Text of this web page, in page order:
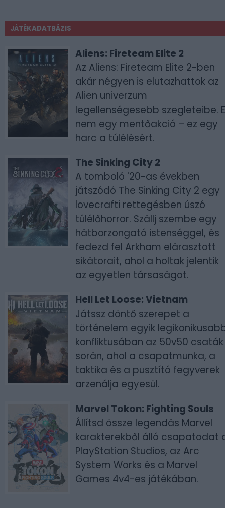
JÁTÉKADATBÁZIS
Aliens: Fireteam Elite 2
Az Aliens: Fireteam Elite 2-ben
akár négyen is elutazhattok az
Alien univerzum
legellenségesebb szegleteibe.
nem egy mentőakció – ez egy
harc a túlélésért.
The Sinking City 2
A tomboló '20-as években
játszódó The Sinking City 2 egy
lovecrafti rettegésben úszó
túlélőhorror. Szállj szembe egy
hátborzongató istenséggel, és
fedezd fel Arkham elárasztott
sikátorait, ahol a holtak jelentik
az egyetlen társaságot.
Hell Let Loose: Vietnam
Játssz döntő szerepet a
történelem egyik
konfliktusában az 50v50 csaták
során, ahol a csapatmunka, a
taktika és a pusztító fegyverek
arzenálja egyesül.
Marvel Tokon: Fighting Souls
Állítsd össze legendás Marvel
karakterekből álló csapatodat
PlayStation Studios, az Arc
System Works és a Marvel
Games 4v4-es játékában.